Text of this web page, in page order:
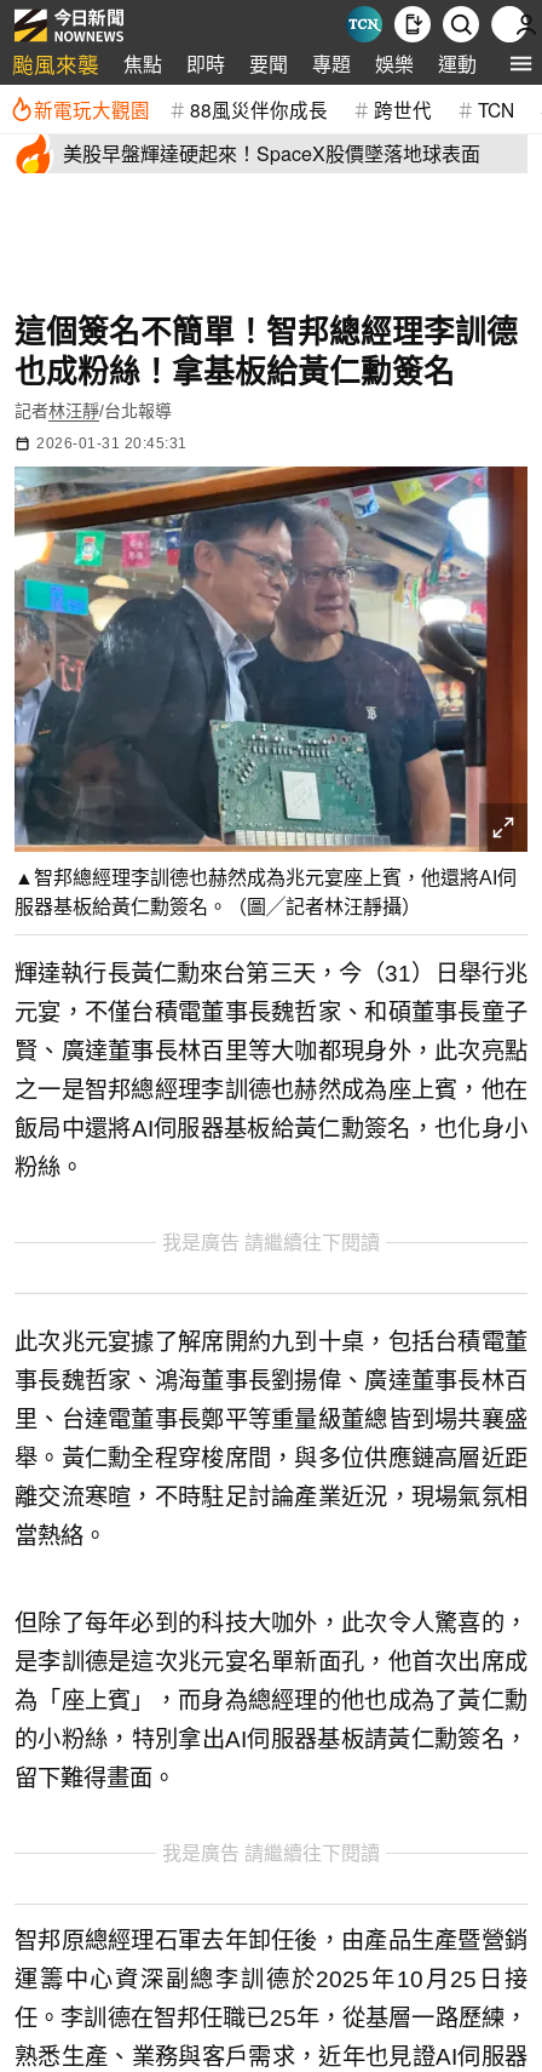
颱風來襲 焦點 即時 要聞 專題 娛樂 運動 全球
新電玩大觀園 88風災伴你成長 跨世代 TCN
美股早盤輝達硬起來！SpaceX股價墜落地球表面
這個簽名不簡單！智邦總經理李訓德
也成粉絲！拿基板給黃仁勳簽名
記者林汪靜/台北報導
2026-01-31 20:45:31
▲智邦總經理李訓德也赫然成為兆元宴座上賓，他還將AI伺
服器基板給黃仁勳簽名。（圖╱記者林汪靜攝）
輝達執行長黃仁勳來台第三天，今（31）日舉行兆
元宴，不僅台積電董事長魏哲家、和碩董事長童子
賢、廣達董事長林百里等大咖都現身外，此次亮點
之一是智邦總經理李訓德也赫然成為座上賓，他在
飯局中還將AI伺服器基板給黃仁勳簽名，也化身小
粉絲。
我是廣告 請繼續往下閱讀
此次兆元宴據了解席開約九到十桌，包括台積電董
事長魏哲家、鴻海董事長劉揚偉、廣達董事長林百
里、台達電董事長鄭平等重量級董總皆到場共襄盛
舉。黃仁勳全程穿梭席間，與多位供應鏈高層近距
離交流寒暄，不時駐足討論產業近況，現場氣氛相
當熱絡。
但除了每年必到的科技大咖外，此次令人驚喜的，
是李訓德是這次兆元宴名單新面孔，他首次出席成
為「座上賓」，而身為總經理的他也成為了黃仁勳
的小粉絲，特別拿出AI伺服器基板請黃仁勳簽名，
留下難得畫面。
我是廣告 請繼續往下閱讀
智邦原總經理石軍去年卸任後，由產品生產暨營銷
運籌中心資深副總李訓德於2025年10月25日接
任。李訓德在智邦任職已25年，從基層一路歷練，
熟悉生產、業務與客戶需求，近年也見證AI伺服器